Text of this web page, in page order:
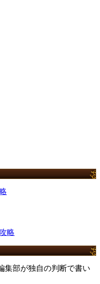
略
集部が独自の判断で書い